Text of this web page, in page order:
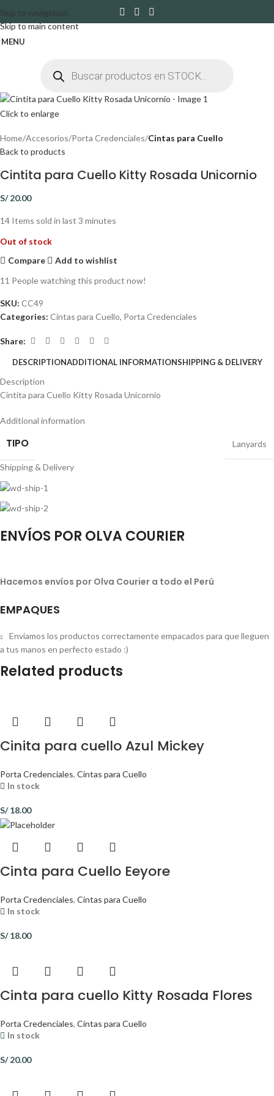
Skip to navigation
Skip to main content
MENU
Click to enlarge
Home Accesorios Porta Credenciales Cintas para Cuello
Back to products
Cintita para Cuello Kitty Rosada Unicornio
S/20.00
14 Items sold in last 3 minutes
Out of stock
Compare
Add to wishlist
11 People watching this product now!
SKU: CC49
Categories: Cintas para Cuello, Porta Credenciales
Share:
DESCRIPTIONADDITIONAL INFORMATIONSHIPPING & DELIVERY
Description
Cintita para Cuello Kitty Rosada Unicornio
Additional information
TIPO Lanyards
Shipping & Delivery
ENVÍOS POR OLVA COURIER
Hacemos envíos por Olva Courier a todo el Perú
EMPAQUES
Enviamos los productos correctamente empacados para que lleguen
a tus manos en perfecto estado :)
Related products
Cinita para cuello Azul Mickey
Porta Credenciales, Cintas para Cuello
In stock
S/18.00
Cinta para Cuello Eeyore
Porta Credenciales, Cintas para Cuello
In stock
S/18.00
Cinta para cuello Kitty Rosada Flores
Porta Credenciales, Cintas para Cuello
In stock
S/20.00